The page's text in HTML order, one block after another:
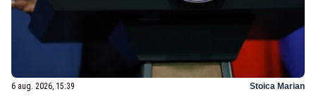
6 aug. 2026, 15:39 Stoica Marian